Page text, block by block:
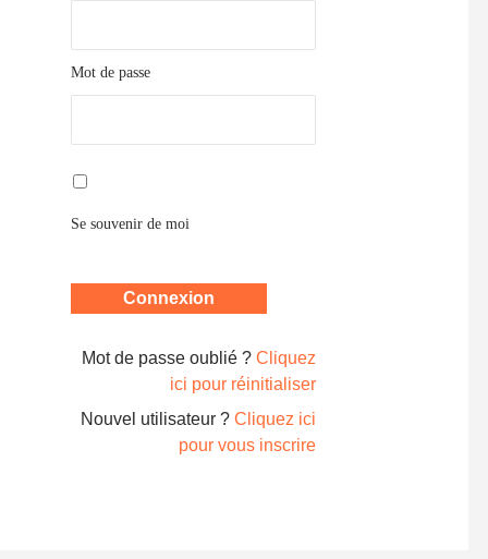
Mot de passe
Se souvenir de moi
Mot de passe oublié ? Cliquez
ici pour réinitialiser
Nouvel utilisateur ? Cliquez ici
pour vous inscrire